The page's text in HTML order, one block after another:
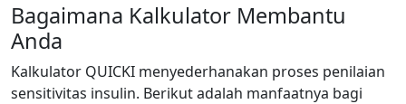
Bagaimana Kalkulator Membantu
Anda
Kalkulator QUICKI menyederhanakan proses penilaian
sensitivitas insulin. Berikut adalah manfaatnya bagi